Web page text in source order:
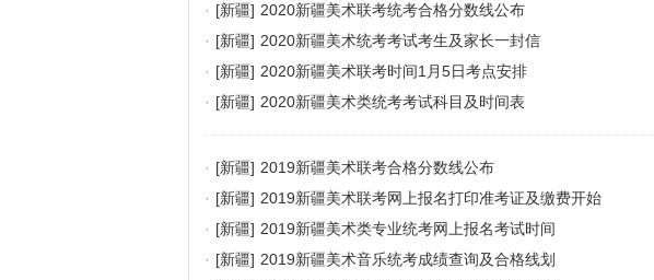
· [新疆] 2020新疆美术联考统考合格分数线公布
· [新疆] 2020新疆美术统考考试考生及家长一封信
· [新疆] 2020新疆美术联考时间1月5日考点安排
· [新疆] 2020新疆美术类统考考试科目及时间表
· [新疆] 2019新疆美术联考合格分数线公布
· [新疆] 2019新疆美术联考网上报名打印准考证及缴费开始
· [新疆] 2019新疆美术类专业统考网上报名考试时间
· [新疆] 2019新疆美术音乐统考成绩查询及合格线划